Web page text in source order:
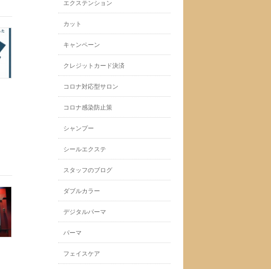
エクステンション
カット
キャンペーン
クレジットカード決済
コロナ対応型サロン
コロナ感染防止策
シャンプー
シールエクステ
スタッフのブログ
ダブルカラー
デジタルパーマ
パーマ
フェイスケア